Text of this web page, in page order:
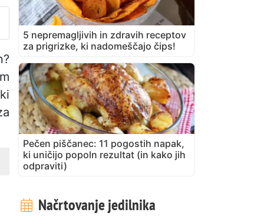
5 nepremagljivih in zdravih receptov
za prigrizke, ki nadomeščajo čips!
Pečen piščanec: 11 pogostih napak,
ki uničijo popoln rezultat (in kako jih
odpraviti)
Načrtovanje jedilnika